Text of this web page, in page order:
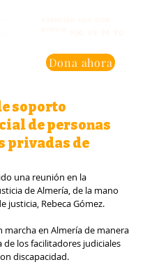
Dona ahora
soporto
de personas
privadas de
una reunión en la
de Almería, de la mano
justicia, Rebeca Gómez.
marcha en Almería de manera
de los facilitadores judiciales
discapacidad.